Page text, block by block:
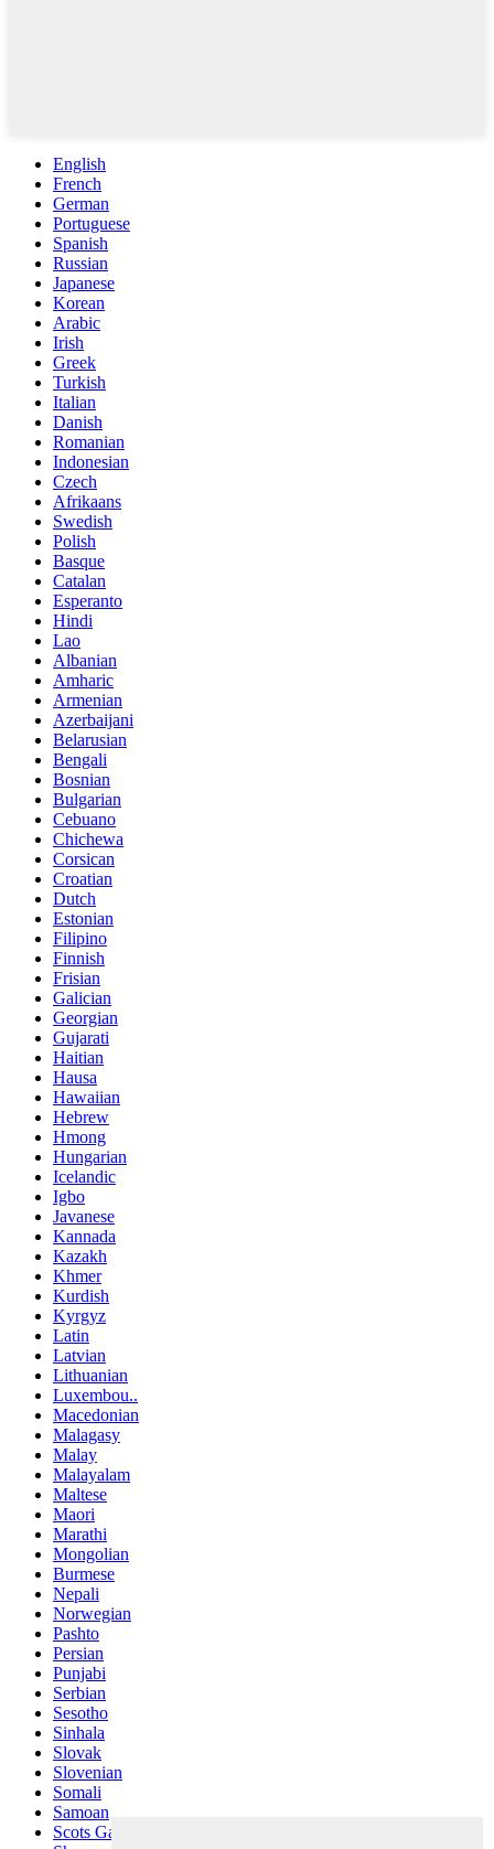
English
French
German
Portuguese
Spanish
Russian
Japanese
Korean
Arabic
Irish
Greek
Turkish
Italian
Danish
Romanian
Indonesian
Czech
Afrikaans
Swedish
Polish
Basque
Catalan
Esperanto
Hindi
Lao
Albanian
Amharic
Armenian
Azerbaijani
Belarusian
Bengali
Bosnian
Bulgarian
Cebuano
Chichewa
Corsican
Croatian
Dutch
Estonian
Filipino
Finnish
Frisian
Galician
Georgian
Gujarati
Haitian
Hausa
Hawaiian
Hebrew
Hmong
Hungarian
Icelandic
Igbo
Javanese
Kannada
Kazakh
Khmer
Kurdish
Kyrgyz
Latin
Latvian
Lithuanian
Luxembou..
Macedonian
Malagasy
Malay
Malayalam
Maltese
Maori
Marathi
Mongolian
Burmese
Nepali
Norwegian
Pashto
Persian
Punjabi
Serbian
Sesotho
Sinhala
Slovak
Slovenian
Somali
Samoan
Scots Gaelic